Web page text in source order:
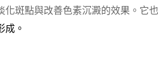
化斑點與改善色素沉澱的效果。它
成。